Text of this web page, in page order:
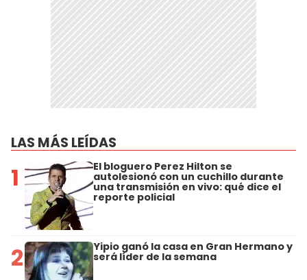
LAS MÁS LEÍDAS
1 El bloguero Perez Hilton se
autolesionó con un cuchillo durante
una transmisión en vivo: qué dice el
reporte policial
2 Yipio ganó la casa en Gran Hermano y
será líder de la semana